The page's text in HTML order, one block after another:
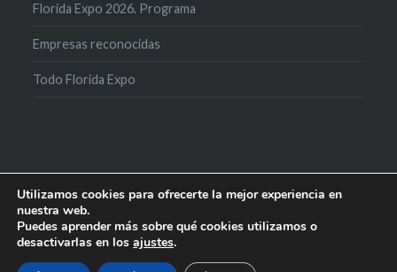
Florida Expo 2026. Programa
Empresas reconocidas
Todo Florida Expo
Creado con WordPress
WordPress.com.
Utilizamos cookies para ofrecerte la mejor experiencia en
nuestra web.
Puedes aprender más sobre qué cookies utilizamos o
desactivarlas en los ajustes.